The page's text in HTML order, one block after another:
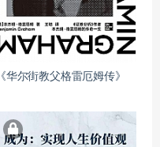
《华尔街教父格雷厄姆传》